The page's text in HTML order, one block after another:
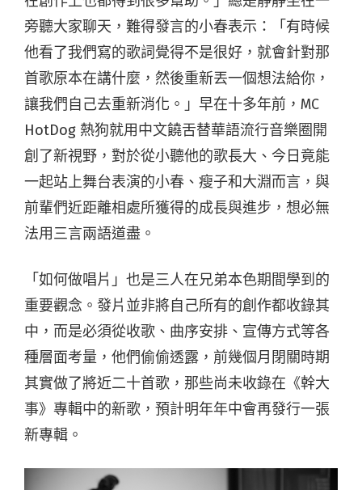
旁聽大家聊天，難得發言的小春表示：「有時候
他看了我們寫的歌詞覺得不是很好，就會針對那
首歌原本在講什麼，然後重新丟一個想法給你，
讓我們自己去重新消化。」早在十多年前，MC
HotDog 熱狗就用中文饒舌替華語流行音樂圈開
創了新視野，對於從小聽他的歌長大、今日竟能
一起站上舞台表演的小春、瘦子和大淵而言，與
前輩們近距離相處所獲得的成長與進步，想必無
法用三言兩語道盡。
「如何做唱片」也是三人在兄弟本色期間學到的
重要觀念。發片並非將自己所有的創作都收錄其
中，而是必須從收歌、曲序安排、宣傳方式等各
種層面考量，他們偷偷透露，前幾個月閉關時期
其實做了將近二十首歌，那些尚未收錄在《幹大
事》專輯中的新歌，預計明年年中會再發行一張
新專輯。